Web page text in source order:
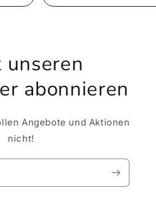
unseren
abonnieren
Angebote und Aktionen
nicht!